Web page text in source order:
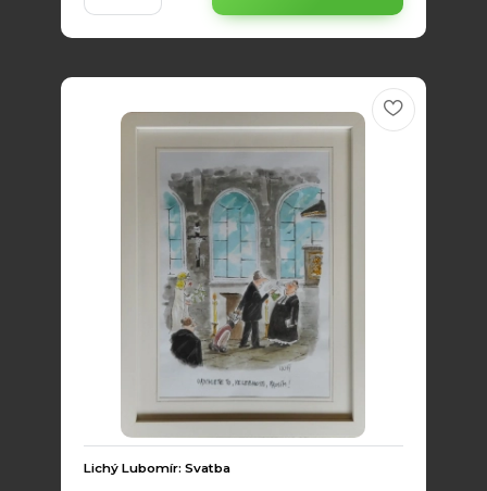
Lichý Lubomír: Svatba